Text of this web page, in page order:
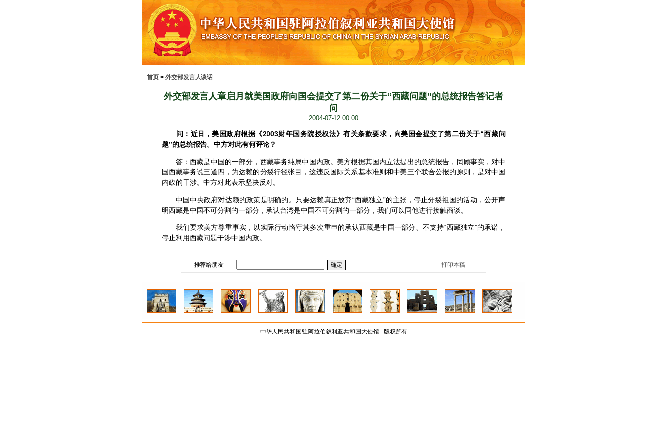
首页 > 外交部发言人谈话
外交部发言人章启月就美国政府向国会提交了第二份关于“西藏问题”的总统报告答记者
问
2004-07-12 00:00
问：近日，美国政府根据《2003财年国务院授权法》有关条款要求，向美国会提交了第二份关于“西藏问
题”的总统报告。中方对此有何评论？
答：西藏是中国的一部分，西藏事务纯属中国内政。美方根据其国内立法提出的总统报告，罔顾事实，对中
国西藏事务说三道四，为达赖的分裂行径张目，这违反国际关系基本准则和中美三个联合公报的原则，是对中国
内政的干涉。中方对此表示坚决反对。
中国中央政府对达赖的政策是明确的。只要达赖真正放弃“西藏独立”的主张，停止分裂祖国的活动，公开声
明西藏是中国不可分割的一部分，承认台湾是中国不可分割的一部分，我们可以同他进行接触商谈。
我们要求美方尊重事实，以实际行动恪守其多次重申的承认西藏是中国一部分、不支持“西藏独立”的承诺，
停止利用西藏问题干涉中国内政。
推荐给朋友 打印本稿
中华人民共和国驻阿拉伯叙利亚共和国大使馆 版权所有